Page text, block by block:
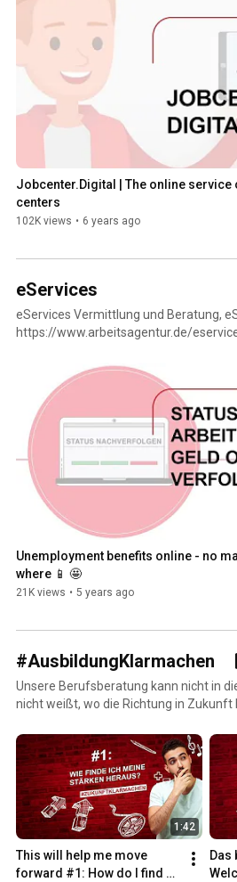
Jobcenter.Digital | The online service
centers
102K views • 6 years ago
eServices
eServices Vermittlung und Beratung,
https://www.arbeitsagentur.de/
Unemployment benefits online - no
where 📱 🤩
21K views • 5 years ago
#AusbildungKlarmachen
Unsere Berufsberatung kann nicht in die Schule? Ausbildung? Studium?
nicht weißt, wo die Richtung in
1:42
This will help me move
forward #1: How do I find
Das